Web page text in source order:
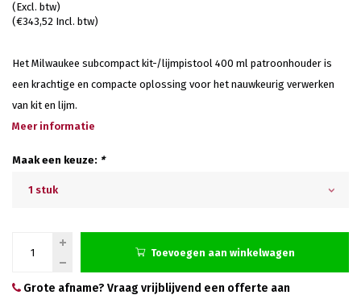
(Excl. btw)
(€343,52 Incl. btw)
Het Milwaukee subcompact kit-/lijmpistool 400 ml patroonhouder is
een krachtige en compacte oplossing voor het nauwkeurig verwerken
van kit en lijm.
Meer informatie
Maak een keuze: *
1 stuk
Toevoegen aan winkelwagen
Grote afname? Vraag vrijblijvend een offerte aan